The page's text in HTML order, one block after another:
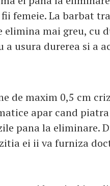
femeie. La barbat
elimina mai greu, cu
a usura durerea si a
de maxim 0,5 cm
apar cand
pana la eliminare.
ei ii va furniza